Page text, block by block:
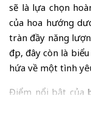
sẽ là lựa chọn
của hoa hướng
tràn đầy năng
đẹp, đây còn là
hứa về một tình
Điểm nổi bật của
chính là vẻ đẹp